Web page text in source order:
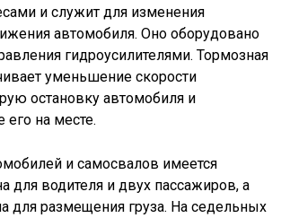
и служит для изменения
автомобиля. Оно оборудовано
гидроусилителями. Тормозная
уменьшение скорости
остановку автомобиля и
его на месте.
и самосвалов имеется
для водителя и двух пассажиров, а
для размещения груза. На седельных